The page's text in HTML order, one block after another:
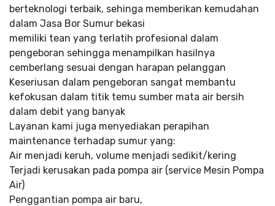
berteknologi terbaik, sehinga memberikan kemudahan
dalam Jasa Bor Sumur bekasi
memiliki tean yang terlatih profesional dalam
pengeboran sehingga menampilkan hasilnya
cemberlang sesuai dengan harapan pelanggan
Keseriusan dalam pengeboran sangat membantu
kefokusan dalam titik temu sumber mata air bersih
dalam debit yang banyak
Layanan kami juga menyediakan perapihan
maintenance terhadap sumur yang:
Air menjadi keruh, volume menjadi sedikit/kering
Terjadi kerusakan pada pompa air (service Mesin Pompa
Air)
Penggantian pompa air baru,